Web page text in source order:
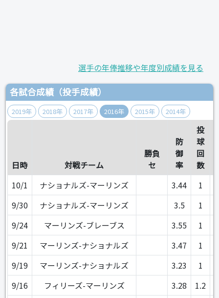
選手の年俸推移や年度別成績を見る
各試合成績（投手成績）
2019年 2018年 2017年 2016年 2015年 2014年
日時 対戦チーム
勝負
セ
防
御
率
投
球
回
数
10/1
ナショナルズ-マーリンズ 3.44 1
9/30
ナショナルズ-マーリンズ 3.5 1
9/24
マーリンズ-ブレーブス 3.55 1
9/21
マーリンズ-ナショナルズ 3.47 1
9/19
マーリンズ-ナショナルズ 3.23 1
9/16
フィリーズ-マーリンズ 3.28 1.2